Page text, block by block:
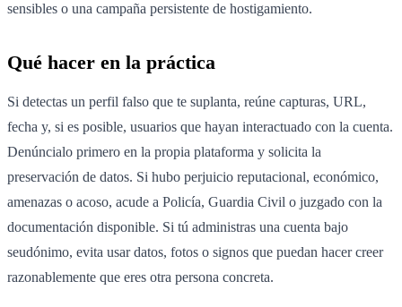
sensibles o una campaña persistente de hostigamiento.
Qué hacer en la práctica
Si detectas un perfil falso que te suplanta, reúne capturas, URL,
fecha y, si es posible, usuarios que hayan interactuado con la cuenta.
Denúncialo primero en la propia plataforma y solicita la
preservación de datos. Si hubo perjuicio reputacional, económico,
amenazas o acoso, acude a Policía, Guardia Civil o juzgado con la
documentación disponible. Si tú administras una cuenta bajo
seudónimo, evita usar datos, fotos o signos que puedan hacer creer
razonablemente que eres otra persona concreta.